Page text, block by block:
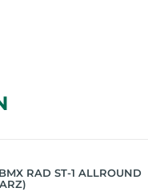
RAD ST-1 ALLROUND